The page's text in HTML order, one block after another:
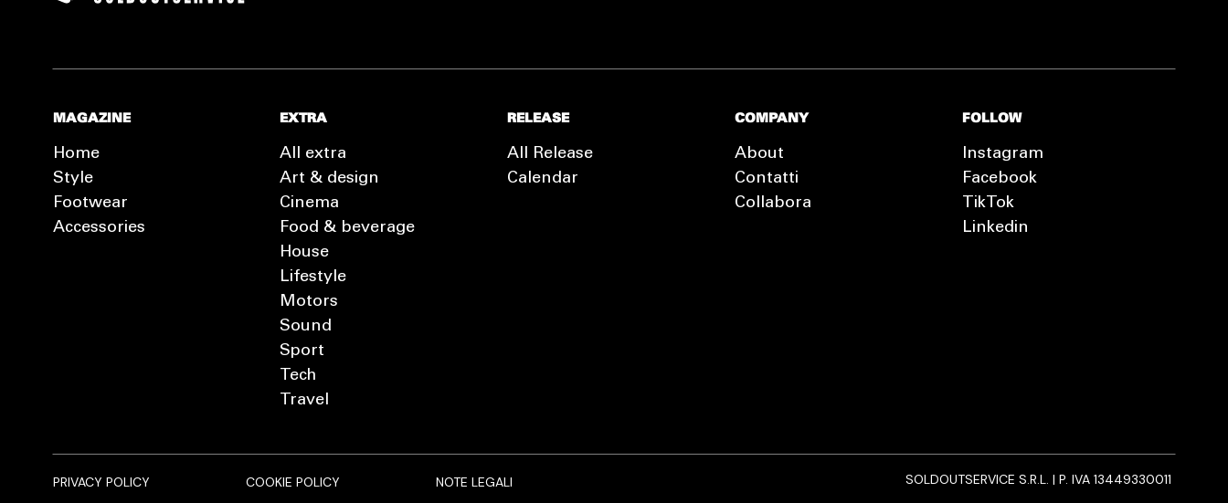
MAGAZINE
Home
Style
Footwear
Accessories
EXTRA
All extra
Art & design
Cinema
Food & beverage
House
Lifestyle
Motors
Sound
Sport
Tech
Travel
RELEASE
All Release
Calendar
COMPANY
About
Contatti
Collabora
FOLLOW
Instagram
Facebook
TikTok
Linkedin
PRIVACY POLICY COOKIE POLICY NOTE LEGALI SOLDOUTSERVICE S.R.L. | P. IVA 13449330011